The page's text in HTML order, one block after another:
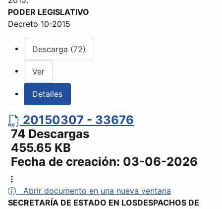
PODER LEGISLATIVO
Decreto 10-2015
Descarga (72)
Ver
Detalles
20150307 - 33676
74 Descargas
455.65 KB
Fecha de creación: 03-06-2026
Abrir documento en una nueva ventana
SECRETARÍA DE ESTADO EN LOSDESPACHOS DE